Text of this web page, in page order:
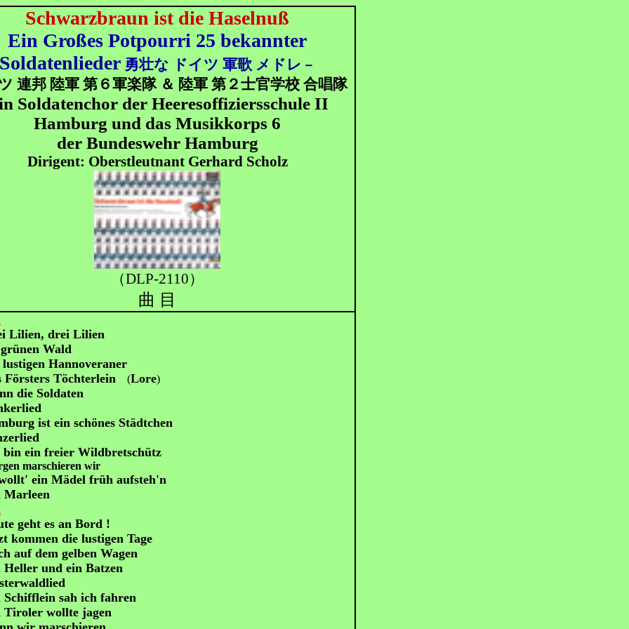
Schwarzbraun ist die Haselnuß
Ein Großes Potpourri 25 bekannter
Soldatenlieder 勇壮な ドイツ 軍歌 メドレ －
連邦 陸軍 第６軍楽隊 ＆ 陸軍 第２士官学校 合唱隊
Soldatenchor der Heeresoffiziersschule II
Hamburg und das Musikkorps 6
der Bundeswehr Hamburg
Dirigent: Oberstleutnant Gerhard Scholz
（DLP-2110）
曲 目
Lilien, drei Lilien
Wald
Hannoveraner
Försters Töchterlein (Lore)
die Soldaten
ist ein schönes Städtchen
ein freier Wildbretschütz
marschieren wir
ein Mädel früh aufsteh'n
geht es an Bord !
kommen die lustigen Tage
auf dem gelben Wagen
Heller und ein Batzen
Schifflein sah ich fahren
Tiroler wollte jagen